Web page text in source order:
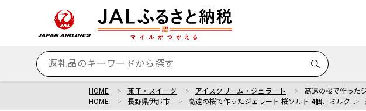
HOME 菓子・スイーツ アイスクリーム・ジェラート 高遠の桜で作った
HOME
長野県伊那市 高遠の桜で作ったジェラート 桜ソルト 4個、ミルク…